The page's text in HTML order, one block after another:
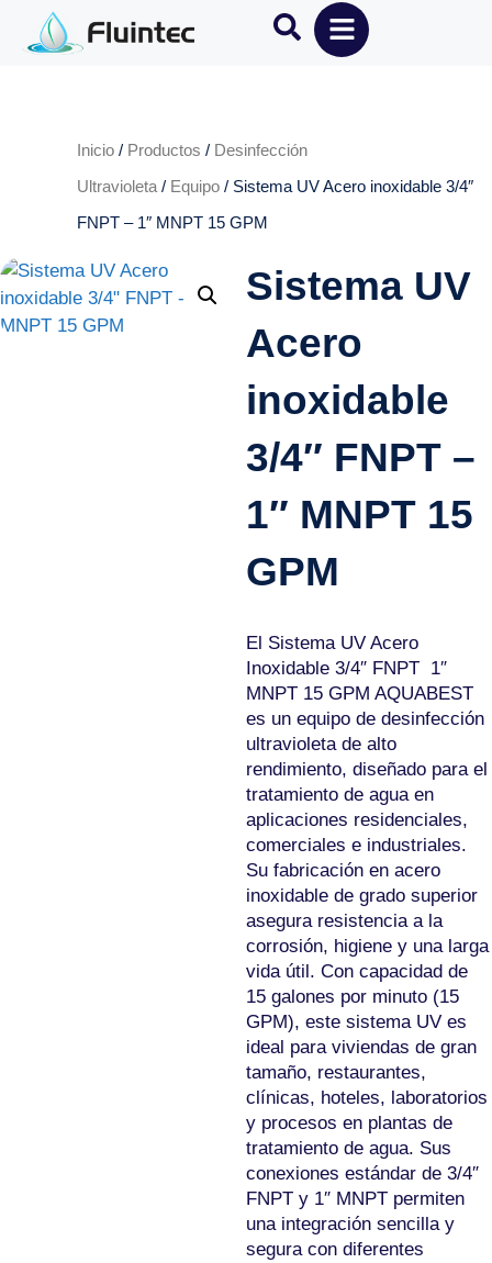
Inicio / Productos / Desinfección
Ultravioleta / Equipo / Sistema UV Acero inoxidable 3/4″
FNPT – 1″ MNPT 15 GPM
Sistema UV
Acero
inoxidable
3/4″ FNPT –
1″ MNPT 15
GPM
El Sistema UV Acero
Inoxidable 3/4″ FNPT  1″
MNPT 15 GPM AQUABEST
es un equipo de desinfección
ultravioleta de alto
rendimiento, diseñado para el
tratamiento de agua en
aplicaciones residenciales,
comerciales e industriales.
Su fabricación en acero
inoxidable de grado superior
asegura resistencia a la
corrosión, higiene y una larga
vida útil. Con capacidad de
15 galones por minuto (15
GPM), este sistema UV es
ideal para viviendas de gran
tamaño, restaurantes,
clínicas, hoteles, laboratorios
y procesos en plantas de
tratamiento de agua. Sus
conexiones estándar de 3/4″
FNPT y 1″ MNPT permiten
una integración sencilla y
segura con diferentes